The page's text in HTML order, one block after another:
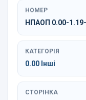
НОМЕР
НПАОП 0.00-
КАТЕГОРІЯ
0.00 Інші
СТОРІНКА